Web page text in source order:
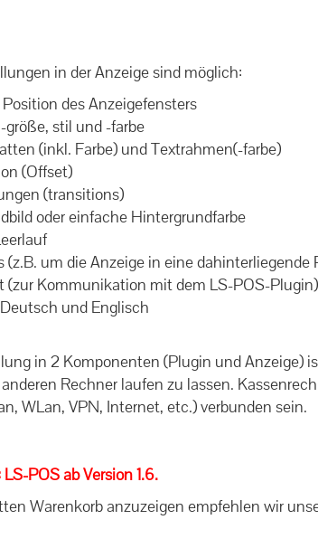
in der Anzeige sind möglich:
des Anzeigefensters
größe, stil und -farbe
(inkl. Farbe) und Textrahmen(-farbe)
(Offset)
(transitions)
oder einfache Hintergrundfarbe
(z.B. um die Anzeige in eine
(zur Kommunikation mit dem LS-POS-Plugin)
und Englisch
in 2 Komponenten (Plugin und Anzeige)
Rechner laufen zu lassen.
WLan, VPN, Internet, etc.) verbunden sein.
POS ab Version 1.6.
Warenkorb anzuzeigen empfehlen wir